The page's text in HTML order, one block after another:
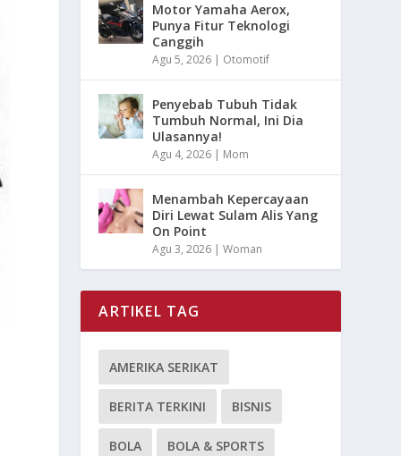
Motor Yamaha Aerox,
Punya Fitur Teknologi
Canggih
Agu 5, 2026 | Otomotif
Penyebab Tubuh Tidak
Tumbuh Normal, Ini Dia
Ulasannya!
Agu 4, 2026 | Mom
Menambah Kepercayaan
Diri Lewat Sulam Alis Yang
On Point
Agu 3, 2026 |Woman
ARTIKEL TAG
AMERIKA SERIKAT
BERITA TERKINI BISNIS
BOLA BOLA & SPORTS